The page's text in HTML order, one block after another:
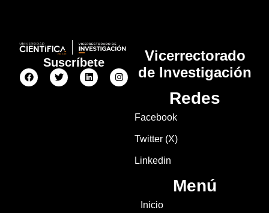
Suscríbete
Vicerrectorado
de Investigación
Redes
Facebook
Twitter (X)
Linkedin
Menú
Inicio